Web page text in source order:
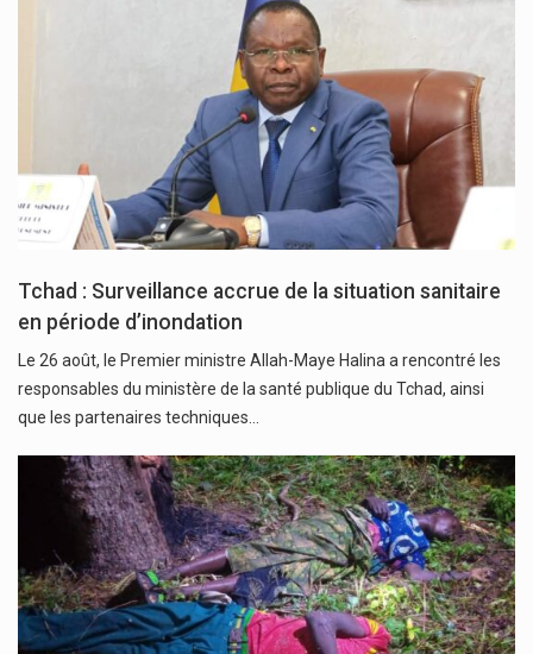
Tchad : Surveillance accrue de la situation sanitaire
en période d’inondation
Le 26 août, le Premier ministre Allah-Maye Halina a rencontré les
responsables du ministère de la santé publique du Tchad, ainsi
que les partenaires techniques…